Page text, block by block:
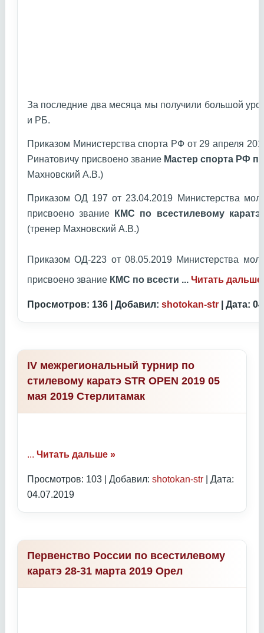
За последние два месяца мы получили большой
и РБ.
Приказом Министерства спорта РФ от 29 апреля
Ринатовичу присвоено звание Мастер спорта РФ
Махновский А.В.)
Приказом ОД 197 от 23.04.2019 Министерства
присвоено звание
КМС по всестилевому каратэ
(тренер Махновский А.В.)
Приказом ОД-223 от 08.05.2019 Министерства
присвоено звание КМС по всести ... Читать дальше
Просмотров: 136 | Добавил: shotokan-str | Дата:
IV межрегиональный турнир по
стилевому каратэ STR OPEN 2019 05
мая 2019 Стерлитамак
... Читать дальше »
Просмотров: 103 | Добавил: shotokan-str | Дата:
04.07.2019
Первенство России по всестилевому
каратэ 28-31 марта 2019 Орел